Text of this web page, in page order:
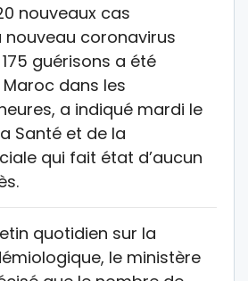
nouveaux cas
nouveau coronavirus
guérisons a été
dans les
a indiqué mardi le
Santé et de la
qui fait état d’aucun
quotidien sur la
le ministère